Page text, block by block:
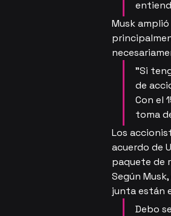
Musk
"Si
de
Con el
toma
Los
acuerdo de
paquete de
Según
junta están
Debo